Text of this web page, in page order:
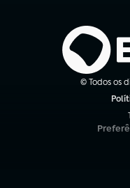
© Todos os